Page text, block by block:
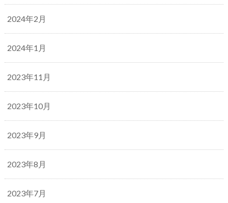
2024年2月
2024年1月
2023年11月
2023年10月
2023年9月
2023年8月
2023年7月